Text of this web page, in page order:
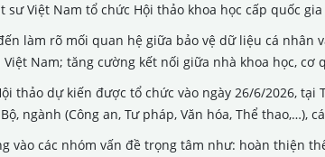
sư Việt Nam tổ chức Hội thảo khoa học cấp quốc
làm rõ mối quan hệ giữa bảo vệ dữ liệu cá
Nam; tăng cường kết nối giữa nhà khoa học, cơ
thảo dự kiến được tổ chức vào ngày 26/6/2026,
ngành (Công an, Tư pháp, Văn hóa, Thể thao,…),
vào các nhóm vấn đề trọng tâm như: hoàn thiện